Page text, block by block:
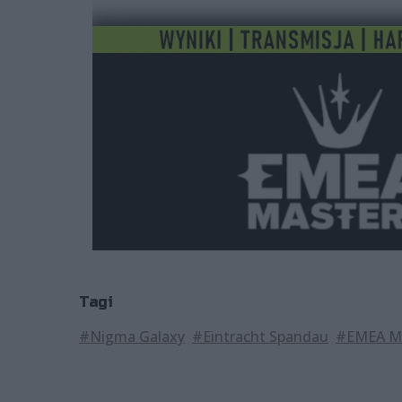
Tagi
#Nigma Galaxy #Eintracht Spandau #EMEA